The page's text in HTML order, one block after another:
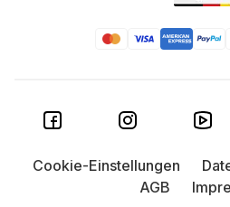
Cookie-Einstellungen
AGB